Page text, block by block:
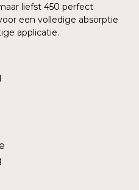
liefst 450 perfect
een volledige absorptie
applicatie.